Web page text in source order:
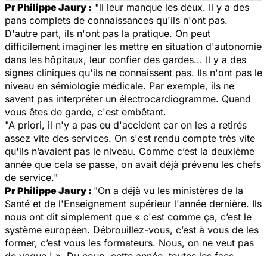
Pr Philippe Jaury : "ll leur manque les deux. Il y a des
pans complets de connaissances qu'ils n'ont pas.
D'autre part, ils n'ont pas la pratique. On peut
difficilement imaginer les mettre en situation d'autonomie
dans les hôpitaux, leur confier des gardes... Il y a des
signes cliniques qu'ils ne connaissent pas. Ils n'ont pas le
niveau en sémiologie médicale. Par exemple, ils ne
savent pas interpréter un électrocardiogramme. Quand
vous êtes de garde, c'est embêtant.
"A priori, il n'y a pas eu d'accident car on les a retirés
assez vite des services. On s'est rendu compte très vite
qu'ils n’avaient pas le niveau. Comme c’est la deuxième
année que cela se passe, on avait déjà prévenu les chefs
de service."
Pr Philippe Jaury : "On a déjà vu les ministères de la
Santé et de l'Enseignement supérieur l'année dernière. Ils
nous ont dit simplement que « c'est comme ça, c’est le
système européen. Débrouillez-vous, c’est à vous de les
former, c’est vous les formateurs. Nous, on ne veut pas